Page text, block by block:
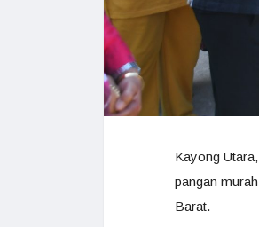
Kayong
pangan
Barat.